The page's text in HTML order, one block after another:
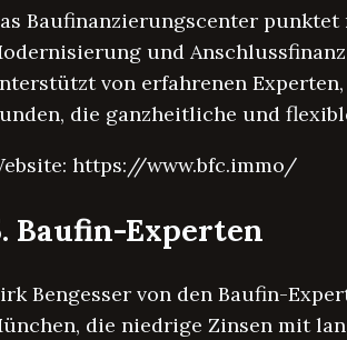
Baufinanzierungscenter punktet
und
von erfahrenen
die ganzheitliche und
https://www.bfc.immo/
Baufin-Experten
Bengesser von den Baufin-
die niedrige Zinsen mit